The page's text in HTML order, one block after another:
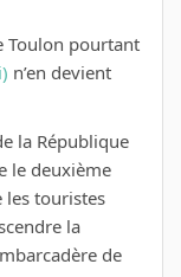
Toulon pourtant
n’en devient
la République
le deuxième
les touristes
la
de